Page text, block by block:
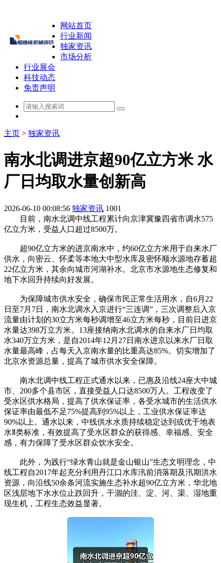
网站首页
行业新闻
独家资讯
市场分析
行业展会
科技动态
免责声明
主页 > 独家资讯
南水北调进京超90亿立方米 水
厂日均取水量创新高
2026-06-10 00:08:56 独家资讯 1001
目前，南水北调中线工程累计向京津冀豫四省市调水575
亿立方米，受益人口超过8500万。
超90亿立方米的进京南水中，约60亿立方米用于自来水厂
供水，向密云、怀柔等本地大中型水库及密怀顺水源地存蓄超
22亿立方米，其余向城市河湖补水。北京市水源地生态修复和
地下水回升持续向好发展。
为保障城市供水安全，确保市民正常生活用水，自6月22
日至7月7日，南水北调水入京进行“三连调”，三次调整后入京
流量由计划的30立方米每秒调增至46立方米每秒，目前日进京
水量达398万立方米。13座接纳南水北调水的自来水厂日均取
水340万立方米，是自2014年12月27日南水进京以来水厂日取
水量最高峰，占每天入京南水量的比重高达85%。切实增加了
北京水资源总量，提高了城市供水安全保障。
南水北调中线工程正式通水以来，已惠及沿线24座大中城
市、200多个县市区，直接受益人口达8500万人。工程改变了
受水区供水格局，提高了供水保证率，各受水城市的生活供水
保证率由最低不足75%提高到95%以上，工业供水保证率达
90%以上。通水以来，中线供水水质持续稳定达到或优于地表
水Ⅱ类标准，有效提高了受水区群众的获得感、幸福感、安全
感，有力保障了受水区群众饮水安全。
此外，为践行“绿水青山就是金山银山”生态文明理念，中
线工程自2017年起充分利用丹江口水库汛前消落期及汛期洪水
资源，向沿线50余条河流实施生态补水超90亿立方米，华北地
区浅层地下水水位止跌回升，干涸的洼、淀、河、渠、湿地重
现生机，工程生态效益显著。